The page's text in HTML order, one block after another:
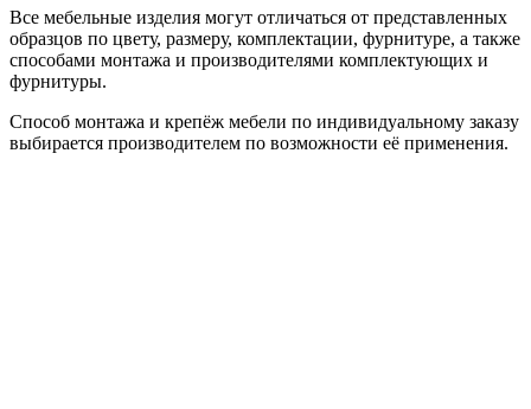
Все мебельные изделия могут отличаться от представленных
образцов по цвету, размеру, комплектации, фурнитуре, а также
способами монтажа и производителями комплектующих и
фурнитуры.
Способ монтажа и крепёж мебели по индивидуальному заказу
выбирается производителем по возможности её применения.